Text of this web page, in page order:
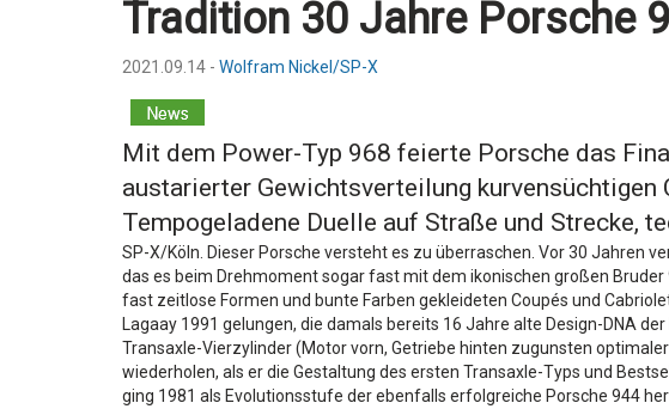
Tradition 30 Jahre Porsche
2021.09.14 - Wolfram Nickel/SP-X
Mit dem Power-Typ 968 feierte Porsche das
austarierter Gewichtsverteilung kurvensüchtigen
Tempogeladene Duelle auf Straße und Strecke,
SP-X/Köln. Dieser Porsche versteht es zu überraschen. Vor 30 Jahren
das es beim Drehmoment sogar fast mit dem ikonischen großen
fast zeitlose Formen und bunte Farben gekleideten Coupés und
Lagaay 1991 gelungen, die damals bereits 16 Jahre alte Design-DNA
Transaxle-Vierzylinder (Motor vorn, Getriebe hinten zugunsten
wiederholen, als er die Gestaltung des ersten Transaxle-Typs und
ging 1981 als Evolutionsstufe der ebenfalls erfolgreiche Porsche 944